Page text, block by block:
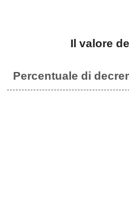
Il valore
Percentuale di